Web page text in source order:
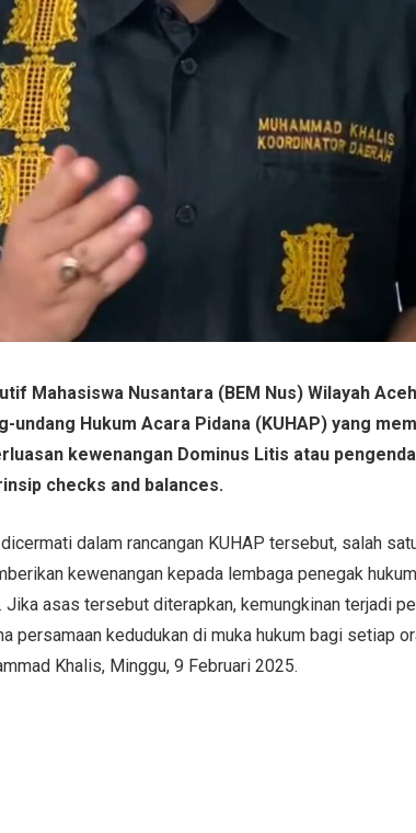
Mahasiswa Nusantara (BEM Nus) Wilayah
undang Hukum Acara Pidana (KUHAP) yang
kewenangan Dominus Litis atau
checks and balances.
dalam rancangan KUHAP tersebut, salah
kewenangan kepada lembaga penegak
Jika asas tersebut diterapkan, kemungkinan terjadi
persamaan kedudukan di muka hukum bagi setiap
Khalis, Minggu, 9 Februari 2025.